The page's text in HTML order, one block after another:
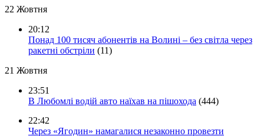
22 Жовтня
20:12
Понад 100 тисяч абонентів на Волині – без світла через
ракетні обстріли (11)
21 Жовтня
23:51
В Любомлі водій авто наїхав на пішохода (444)
22:42
Через «Ягодин» намагалися незаконно провезти